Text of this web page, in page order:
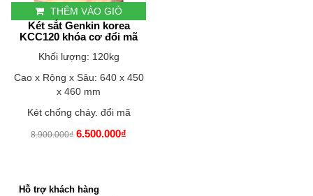
THÊM VÀO GIỎ
Két sắt Genkin korea
KCC120 khóa cơ đổi mã
Khối lượng: 120kg
Cao x Rộng x Sâu: 640 x 450
x 460 mm
Két chống cháy. đổi mã
8.900.000₫ 6.500.000₫
Hỗ trợ khách hàng